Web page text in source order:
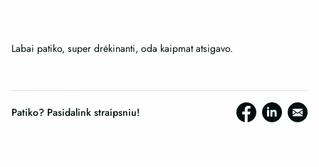
Labai patiko, super drėkinanti, oda kaipmat atsigavo.
Patiko? Pasidalink straipsniu!